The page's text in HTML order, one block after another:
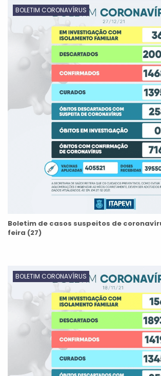
BOLETIM CORONAVÍRUS
Boletim de casos suspeitos de
feira (27)
BOLETIM CORONAVÍRUS